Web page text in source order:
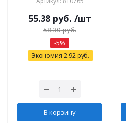
55.38руб. /шт
58.30руб.
-5%
Экономия 2.92руб.
В корзину